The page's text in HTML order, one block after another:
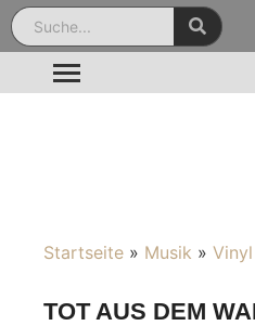
Startseite » Musik » Vinyl
TOT AUS DEM